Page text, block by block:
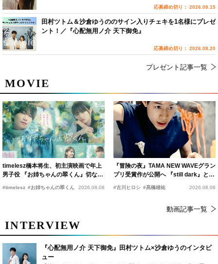
MOVIE
timelesz橋本将生、初主演映画で年上
男子役 『お姉ちゃんの翠くん』切ない
恋の幕開けを予感
#timelesz #お姉ちゃんの翠くん 2026.08.08
『冒険の夜』TAMA NEW WAVEグラン
プリ受賞作が公開へ 『still dark』と同
時上映決定
#古川ヒロシ #髙橋雄祐 2026.08.06
動画記事一覧
INTERVIEW
『心配無用ノ介 天下御免』田村ツトム×沙倉ゆうのインタビ
ュー
応募締め切り： 2026.08.15
田村ツトム＆沙倉ゆうののサイン入りチェキを1名様にプレゼ
ント！／『心配無用ノ介 天下御免』
応募締め切り： 2026.08.20
プレゼント記事一覧